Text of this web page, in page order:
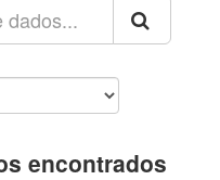
encontrados